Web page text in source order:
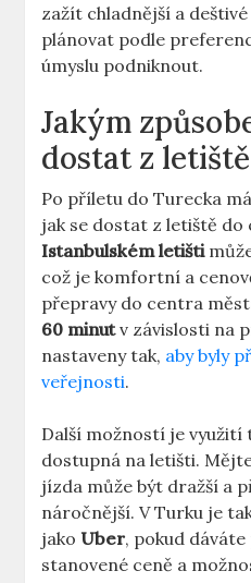
zažít chladnější a
plánovat podle
úmyslu podniknout.
Jakým
dostat z
Po příletu do Turecka
jak se dostat z letiště do
Istanbulském letišti
což je komfortní a
přepravy do centra
60 minutv závislosti na
nastaveny tak, aby byly
veřejnosti.
Další možností je využití
dostupná na letišti.
jízda může být dražší a
náročnější. V Turku je
jako Uber, pokud
stanovené ceně a